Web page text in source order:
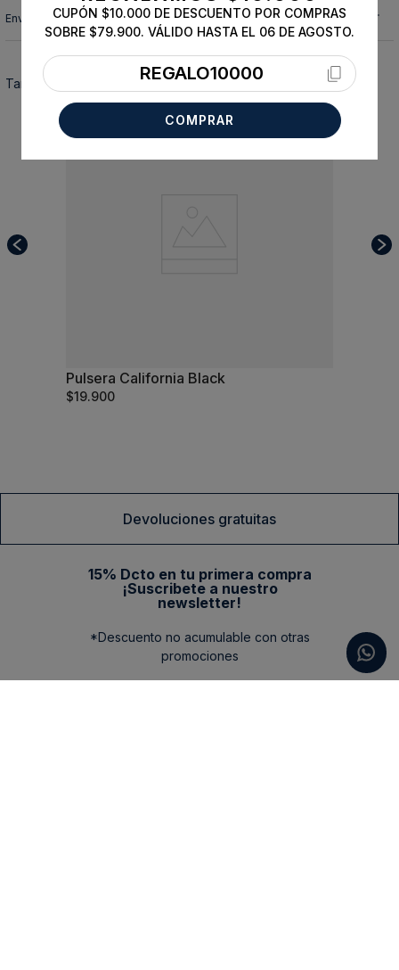
Envíos, cambios y devoluciones
También te podría interesar
S/T
Pulsera California Black
$19.900
Devoluciones gratuitas
15% Dcto en tu primera compra
¡Suscribete a nuestro
newsletter!
*Descuento no acumulable con otras
promociones
CUPÓN $10.000 DE DESCUENTO POR COMPRAS
SOBRE $79.900. VÁLIDO HASTA EL 06 DE AGOSTO.
REGALO10000
COMPRAR